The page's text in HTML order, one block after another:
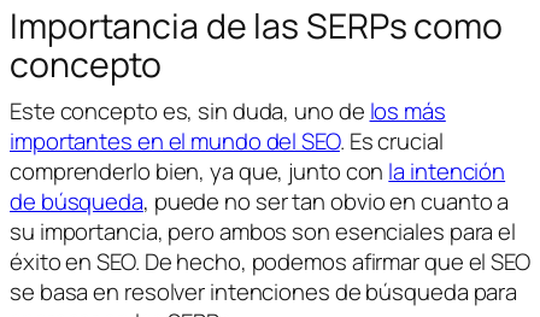
Importancia de las SERPs como
concepto
Este concepto es, sin duda, uno de los más
importantes en el mundo del SEO. Es crucial
comprenderlo bien, ya que, junto con la intención
de búsqueda, puede no ser tan obvio en cuanto a
su importancia, pero ambos son esenciales para el
éxito en SEO. De hecho, podemos afirmar que el SEO
se basa en resolver intenciones de búsqueda para